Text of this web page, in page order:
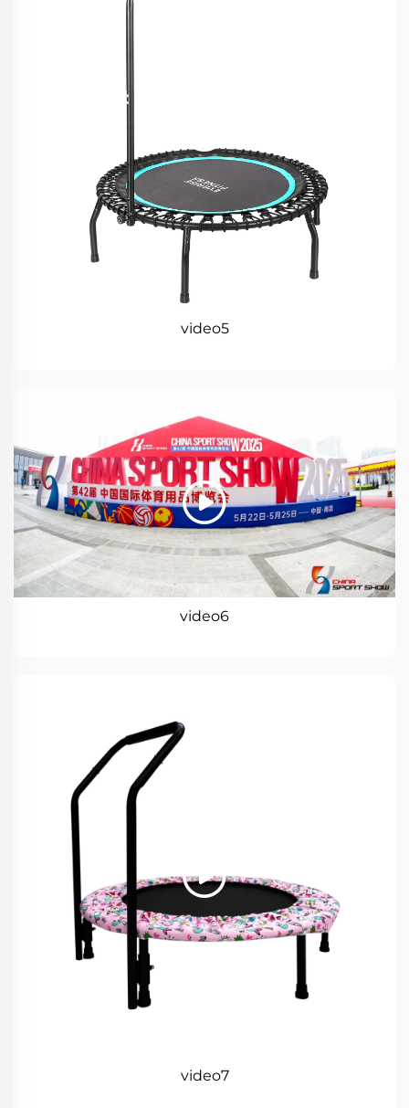
video5
video6
video7